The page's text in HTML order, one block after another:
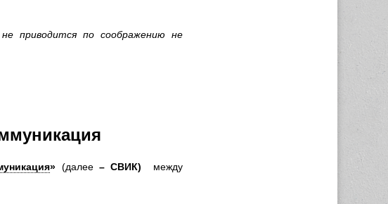
приводится по соображению не
» (далее–СВИК)
между